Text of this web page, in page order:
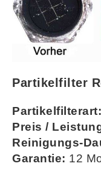
Partikelfilter
Partikelfilterart:
Preis /
Reinigungs-
Garantie: 12